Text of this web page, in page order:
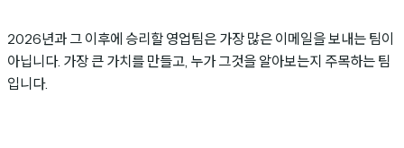
2026년과 그 이후에 승리할 영업팀은 가장 많은 이메일을 보내는 팀이
아닙니다. 가장 큰 가치를 만들고, 누가 그것을 알아보는지 주목하는 팀
입니다.